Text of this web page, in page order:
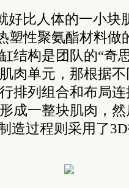
好比人体的一小块
塑性聚氨酯材料做
结构是团队的“奇
肉单元，那根据
排列组合和布局
成一整块肌肉，
造过程则采用了